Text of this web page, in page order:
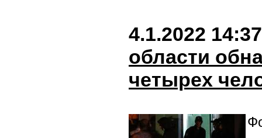
4.1.2022 14:37
области
четырех